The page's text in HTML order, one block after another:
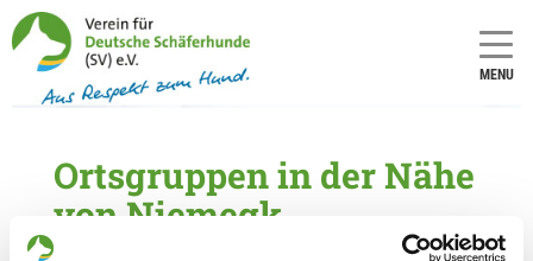
MENU
Ortsgruppen in der Nähe
von Niemegk
5 Ortsgruppen im Umkreis von 30 km gefunden